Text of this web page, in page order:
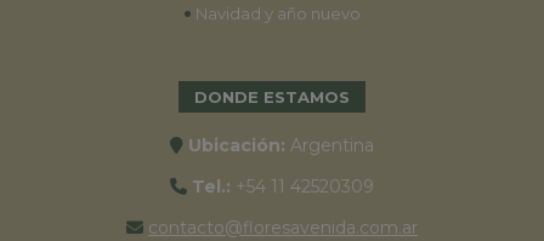
• Navidad y año nuevo
DONDE ESTAMOS
Ubicación: Argentina
Tel.: +54 11 42520309
contacto@floresavenida.com.ar